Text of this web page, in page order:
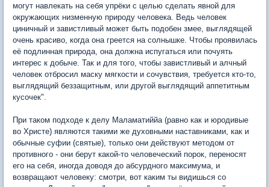
могут навлекать на себя упрёки с целью сделать явной для
окружающих низменную природу человека. Ведь человек
циничный и завистливый может быть подобен змее, выглядящей
очень красиво, когда она греется на солнышке. Чтобы проявилась
её подлинная природа, она должна испугаться или почуять
интерес к добыче. Так и для того, чтобы завистливый и алчный
человек отбросил маску мягкости и сочувствия, требуется кто-то,
выглядящий беззащитным, или другой выглядящий аппетитным
кусочек".
При таком подходе к делу Маламатиййа (равно как и юродивые
во Христе) являются такими же духовными наставниками, как и
обычные суфии (святые), только они действуют методом от
противного - они берут какой-то человеческий порок, переносят
его на себя, иногда доводя до абсурдного максимума, и
возвращают человеку: смотри, вот каким ты видишься со